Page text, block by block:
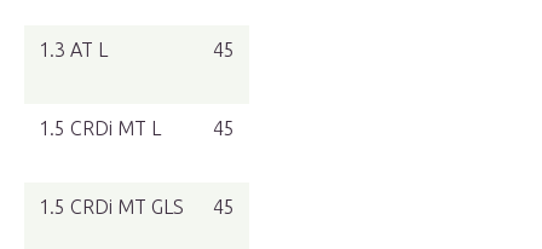
1.3 AT L 45
1.5 CRDi MT L 45
1.5 CRDi MT GLS 45